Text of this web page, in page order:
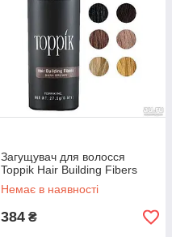
Загущувач для волосся
Toppik Hair Building Fibers
Немає в наявності
384 ₴